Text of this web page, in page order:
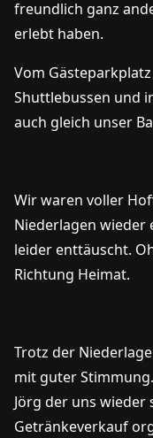
freundlich ganz
erlebt haben.
Vom
Shuttlebussen und
auch gleich unser
Wir waren voller
Niederlagen wieder
leider enttäuscht.
Richtung Heimat.
Trotz der
mit guter
Jörg der uns
Getränkeverkauf